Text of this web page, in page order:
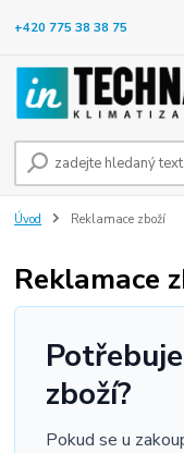
+420 775 38 38 75
Úvod Reklamace zboží
Reklamace
zboží?
Pokud se u